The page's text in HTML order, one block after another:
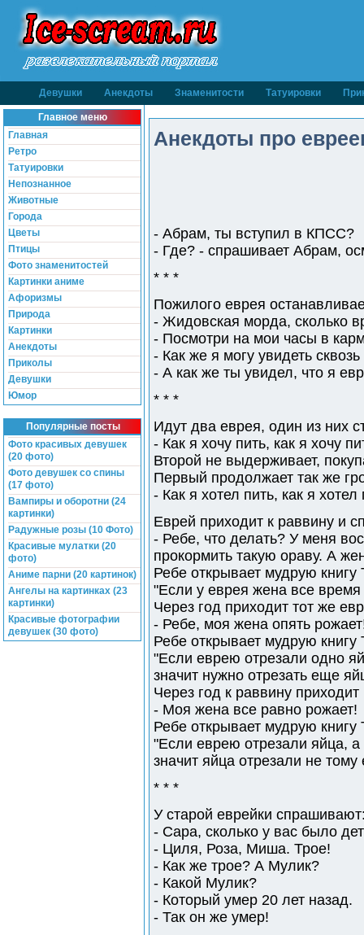
Девушки Анекдоты Знаменитости Татуировки
Главное меню
Главная
Ретро
Татуировки
Непознанное
Животные
Города
Цветы
Птицы
Фото знаменитостей
Картинки аниме
Афоризмы
Природа
Картинки
Анекдоты
Приколы
Девушки
Юмор
Популярные посты
Фото красивых девушек
(20 фото)
Фото девушек со спины
(17 фото)
Вампиры и оборотни (24
картинки)
Радужные розы (10 Фото)
Красивые мулатки (20
фото)
Аниме парни (20 картинок)
Ангелы на картинках (23
картинки)
Красивые фотографии
девушек (30 фото)
Анекдоты про
- Абрам, ты вступил в КПСС?
- Где? - спрашивает Абрам,
* * *
Пожилого еврея
- Жидовская морда, сколько
- Посмотри на мои часы в
- Как же я могу увидеть
- А как же ты увидел, что я
* * *
Идут два еврея, один из них
- Как я хочу пить, как я хочу
Второй не выдерживает,
Первый продолжает так же
- Как я хотел пить, как я хотел
Еврей приходит к раввину и
- Ребе, что делать? У меня
прокормить такую ораву. А
Ребе открывает мудрую
"Если у еврея жена все
Через год приходит тот же
- Ребе, моя жена опять
Ребе открывает мудрую
"Если еврею отрезали одно
значит нужно отрезать еще
Через год к раввину
- Моя жена все равно рожает!
Ребе открывает мудрую
"Если еврею отрезали яйца,
значит яйца отрезали не
* * *
У старой еврейки
- Сара, сколько у вас было
- Циля, Роза, Миша. Трое!
- Как же трое? А Мулик?
- Какой Мулик?
- Который умер 20 лет назад.
- Так он же умер!